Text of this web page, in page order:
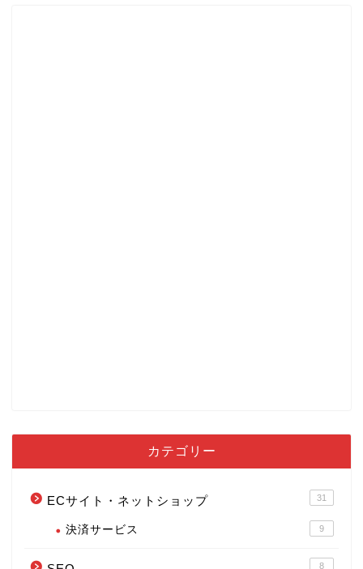
カテゴリー
ECサイト・ネットショップ 31
決済サービス 9
8